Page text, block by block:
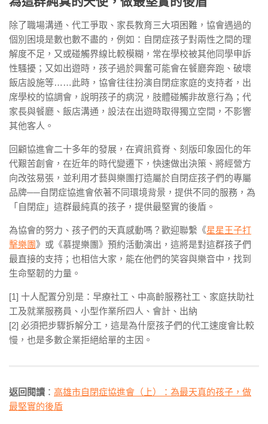
除了職場溝通、代工爭取、家長教育三大項困難，協會遇過的
個別困境是數也數不盡的，例如：自閉症孩子對兩性之間的理
解度不足，又或碰觸界線比較模糊，常在學校被其他同學申訴
性騷擾；又如出遊時，孩子過於興奮可能會在餐廳奔跑、破壞
飯店設施等……此時，協會往往扮演自閉症家庭的支持者，出
席學校的協調會，說明孩子的病況，肢體碰觸非故意行為；代
家長與餐廳、飯店溝通，設法在出遊時取得獨立空間，不影響
其他客人。
回顧協進會二十多年的發展，在資訊貧脊、刻版印象固化的年
代艱苦創會，在近年的時代變遷下，快速做出決策、將經營方
向改弦易張，並利用才藝與樂團打造屬於自閉症孩子們的專屬
品牌──自閉症協進會依著不同環境背景，提供不同的服務，為
「自閉症」這群最純真的孩子，提供最堅實的後盾。
為協會的努力、孩子們的天真感動嗎？歡迎聯繫《星星王子打
擊樂團》或《慕提樂團》預約活動演出，這將是對這群孩子們
最直接的支持；也相信大家，能在他們的笑容與樂音中，找到
生命堅韌的力量。
[1] 十人配置分別是：早療社工、中高齡服務社工、家庭扶助社
工及就業服務員、小型作業所四人、會計、出納
[2] 必須把步驟拆解分工，這是為什麼孩子們的代工速度會比較
慢，也是多數企業拒絕給單的主因。
返回閱讀 ： 高雄市自閉症協進會（上）：為最天真的孩子，做
最堅實的後盾